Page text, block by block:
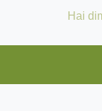
Hai